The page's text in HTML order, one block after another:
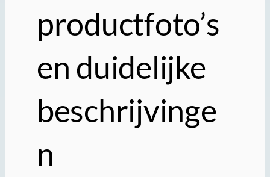
productfoto’s
en duidelijke
beschrijvinge
n